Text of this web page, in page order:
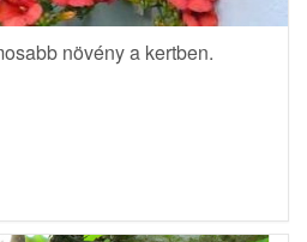
növény a kertben.